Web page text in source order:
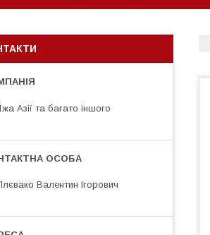
Азії та багато іншого
Валентин Ігорович